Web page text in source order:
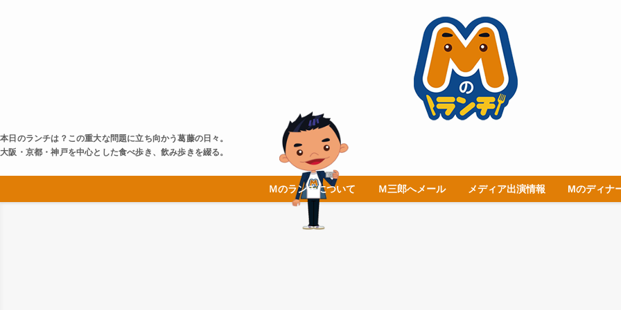
本日のランチは？この重大な問題に立ち向かう葛藤の日々。
大阪・京都・神戸を中心とした食べ歩き、飲み歩きを綴る。
Ｍのランチについて Ｍ三郎へメール メディア出演情報 Mのディナ